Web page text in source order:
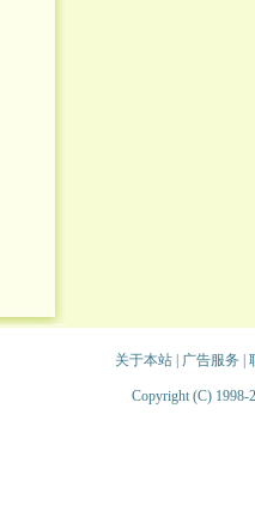
关于本站| 广告服务
Copyright (C) 1998-